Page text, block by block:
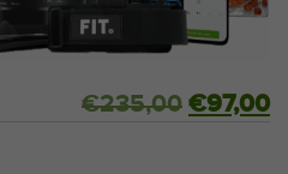
€235,00 €97,00